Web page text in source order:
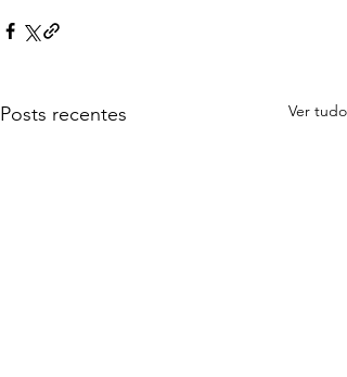
Posts recentes Ver tudo